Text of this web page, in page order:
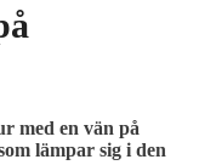
med en vän på
lämpar sig i den